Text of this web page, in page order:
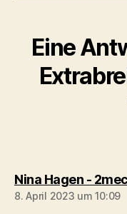
Eine
Nina Hagen -
8. April 2023 um 10:09